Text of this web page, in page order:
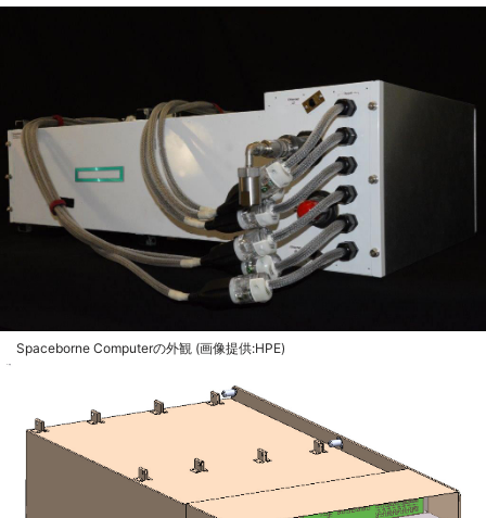
Spaceborne Computerの外観 (画像提供:HPE)